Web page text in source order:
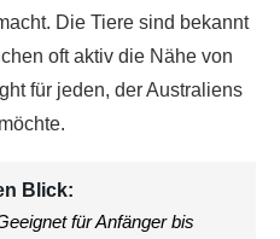
Die Tiere sind bekannt
oft aktiv die Nähe von
für jeden, der Australiens
Blick:
für Anfänger bis